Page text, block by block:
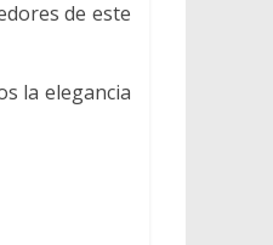
de este
la elegancia